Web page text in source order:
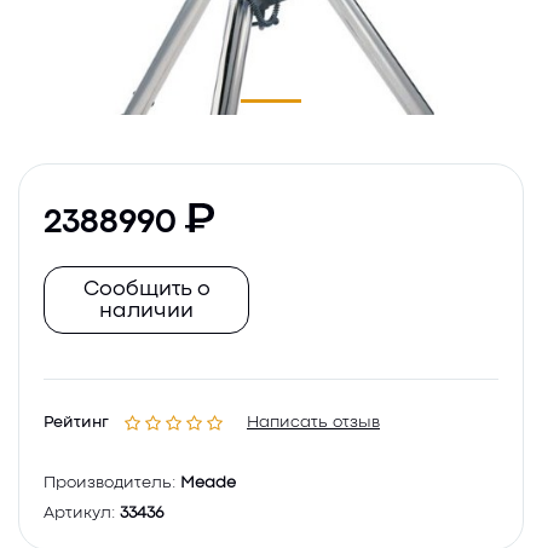
Рейтинг Написать отзыв
Производитель: Meade
Артикул: 33436
2388990
Сообщить о
наличии